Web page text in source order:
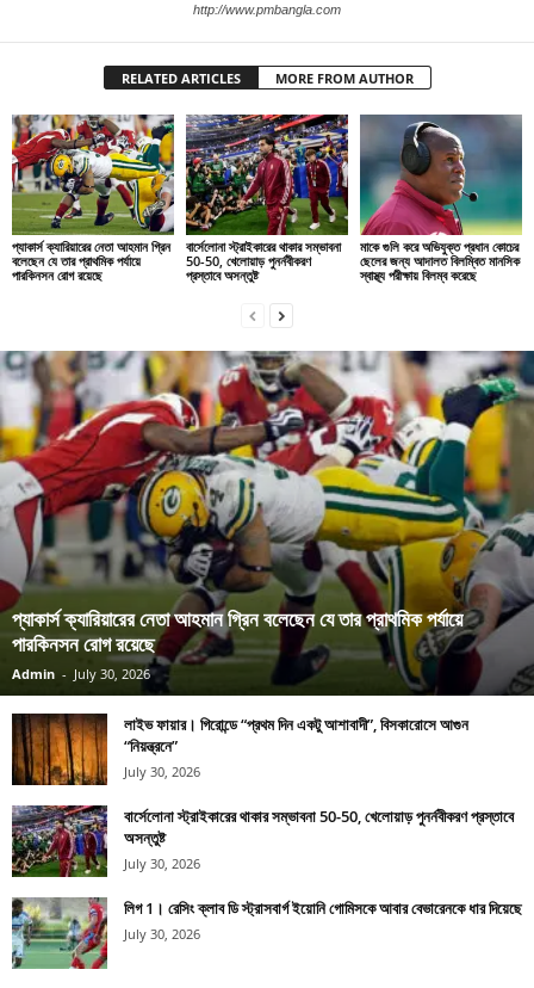
http://www.pmbangla.com
RELATED ARTICLES MORE FROM AUTHOR
প্যাকার্স ক্যারিয়ারের নেতা আহমান গ্রিন
বলেছেন যে তার প্রাথমিক পর্যায়ে
পারকিনসন রোগ রয়েছে
বার্সেলোনা স্ট্রাইকারের থাকার সম্ভাবনা
50-50, খেলোয়াড় পুনর্নবীকরণ
প্রস্তাবে অসন্তুষ্ট
মাকে গুলি করে অভিযুক্ত প্রধান কোচের
ছেলের জন্য আদালত বিলম্বিত মানসিক
স্বাস্থ্য পরীক্ষায় বিলম্ব করেছে
প্যাকার্স ক্যারিয়ারের নেতা আহমান গ্রিন বলেছেন যে তার প্রাথমিক পর্যায়ে
পারকিনসন রোগ রয়েছে
Admin - July 30, 2026
লাইভ ফায়ার। গিরোন্ডে “প্রথম দিন একটু আশাবাদী”, বিসকারোসে আগুন
“নিয়ন্ত্রনে”
July 30, 2026
বার্সেলোনা স্ট্রাইকারের থাকার সম্ভাবনা 50-50, খেলোয়াড় পুনর্নবীকরণ প্রস্তাবে
অসন্তুষ্ট
July 30, 2026
লিগ 1। রেসিং ক্লাব ডি স্ট্রাসবার্গ ইয়োনি গোমিসকে আবার বেভারেনকে ধার দিয়েছে
July 30, 2026